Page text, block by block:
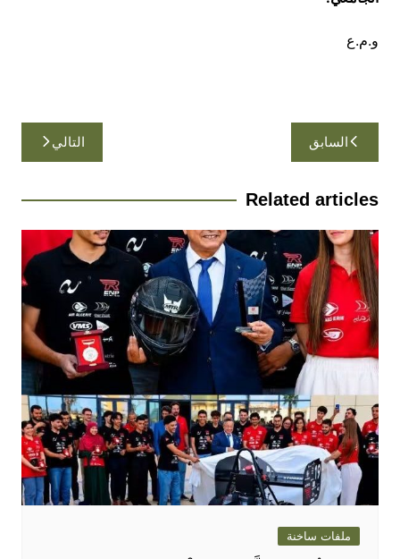
و.م.ع
تصفّح
المقالات
السابق التالي
Related articles
ملفات ساخنة